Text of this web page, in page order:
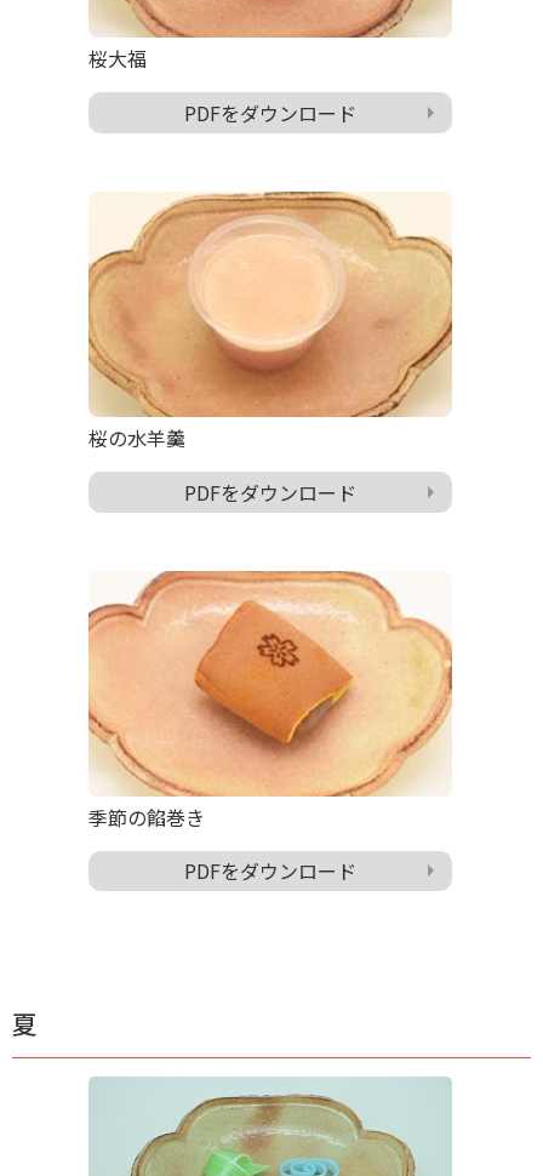
桜大福
PDFをダウンロード
桜の水羊羹
PDFをダウンロード
季節の餡巻き
PDFをダウンロード
夏